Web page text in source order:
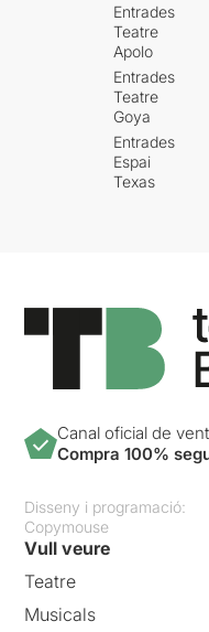
Entrades
Teatre
Apolo
Entrades
Teatre
Goya
Entrades
Espai
Texas
Canal oficial de
Compra 100%
Disseny i programació:
Copymouse
Vull veure
Teatre
Musicals